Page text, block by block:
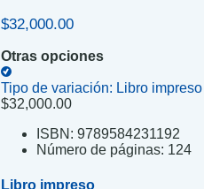
$32,000.00
Otras opciones
Tipo de variación: Libro impreso
$32,000.00
ISBN: 9789584231192
Número de páginas: 124
Libro impreso